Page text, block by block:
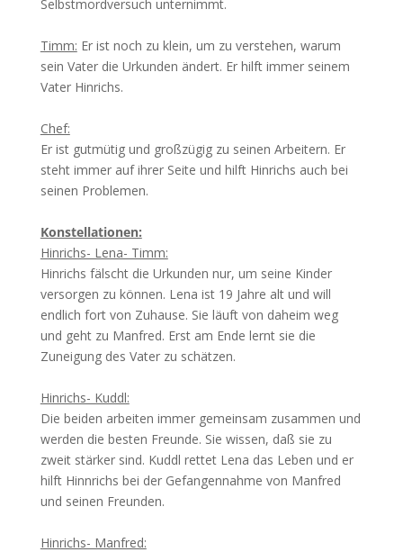
Selbstmordversuch unternimmt.
Timm: Er ist noch zu klein, um zu verstehen, warum
sein Vater die Urkunden ändert. Er hilft immer seinem
Vater Hinrichs.
Chef:
Er ist gutmütig und großzügig zu seinen Arbeitern. Er
steht immer auf ihrer Seite und hilft Hinrichs auch bei
seinen Problemen.
Konstellationen:
Hinrichs- Lena- Timm:
Hinrichs fälscht die Urkunden nur, um seine Kinder
versorgen zu können. Lena ist 19 Jahre alt und will
endlich fort von Zuhause. Sie läuft von daheim weg
und geht zu Manfred. Erst am Ende lernt sie die
Zuneigung des Vater zu schätzen.
Hinrichs- Kuddl:
Die beiden arbeiten immer gemeinsam zusammen und
werden die besten Freunde. Sie wissen, daß sie zu
zweit stärker sind. Kuddl rettet Lena das Leben und er
hilft Hinnrichs bei der Gefangennahme von Manfred
und seinen Freunden.
Hinrichs- Manfred: